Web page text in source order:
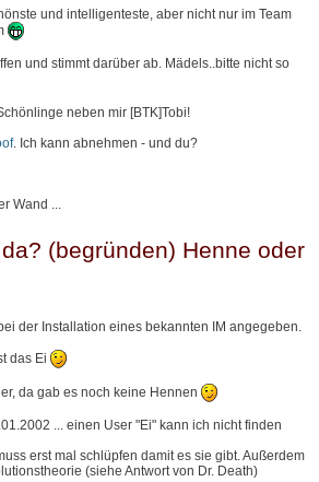
und intelligenteste, aber nicht nur im Team
und stimmt darüber ab. Mädels..bitte nicht so
neben mir [BTK]Tobi!
. Ich kann abnehmen - und du?
Wand ...
(begründen) Henne oder
der Installation eines bekannten IM angegeben.
das Ei
da gab es noch keine Hennen
... einen User "Ei" kann ich nicht finden
erst mal schlüpfen damit es sie gibt. Außerdem
(siehe Antwort von Dr. Death)